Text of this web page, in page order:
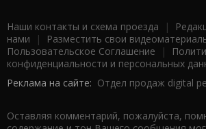
Наши контакты и схема проезда |
нами | Разместить свои
Пользовательское Соглашение |
конфиденциальности и персональных
Реклама на сайте: Отдел продаж digital
Оставляя комментарий, пожалуйста,